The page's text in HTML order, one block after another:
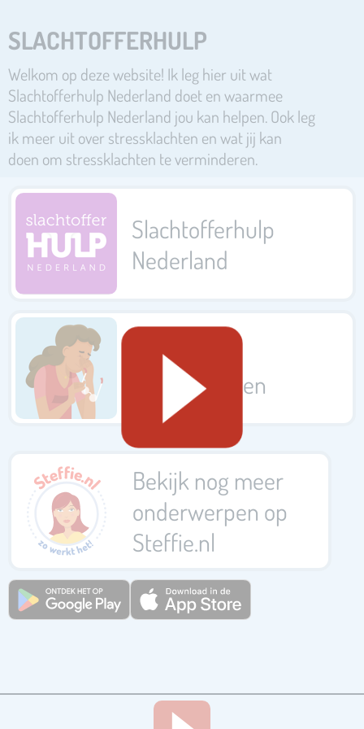
SLACHTOFFERHULP
Welkom op deze website! Ik leg hier uit wat
Slachtofferhulp Nederland doet en waarmee
Slachtofferhulp Nederland jou kan helpen. Ook leg
ik meer uit over stressklachten en wat jij kan
doen om stressklachten te verminderen.
Slachtofferhulp
Nederland
Hulp bij
stressklachten
Bekijk nog meer
onderwerpen op
Steffie.nl